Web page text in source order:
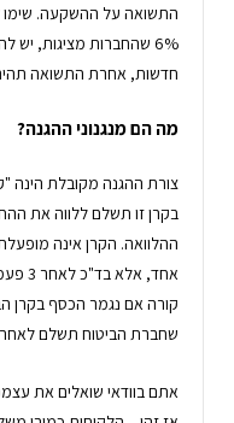
6% שהחברות מציגות,
חדשות, אחרת התשואה
מה הם מנגנוני ההגנה?
צורת ההגנה מקובלת הינה
בקרן זו תשלם ללווה את
ההלוואה. הקרן אינה
אחד,
קורה אם נגמר הכסף בקרן
שחברת הביטוח תשלם
אתם בוודאי שואלים את